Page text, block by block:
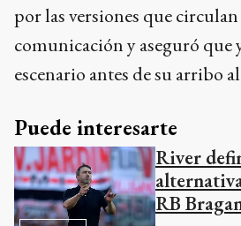
por las versiones que
comunicación y aseguró que
escenario antes de su arribo
Puede interesarte
River
RB